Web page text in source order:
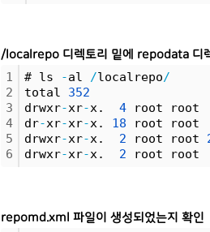
/localrepo 디렉토리 밑에 repodata 디
1
2
3
4
5
6
# ls -al /localrepo/
total 352
drwxr-xr-x. 4 root
dr-xr-xr-x. 18 root
drwxr-xr-x. 2 root root
drwxr-xr-x. 2 root
repomd.xml 파일이 생성되었는지 확인